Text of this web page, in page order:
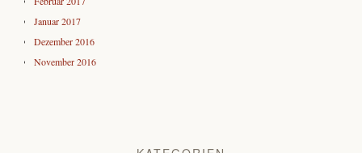
Januar 2017
Dezember 2016
November 2016